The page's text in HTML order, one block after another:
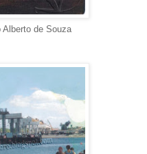
Alberto de Souza